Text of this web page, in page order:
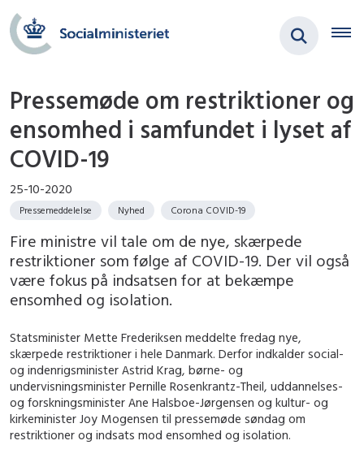
Pressemøde om restriktioner og
ensomhed i samfundet i lyset af
COVID-19
25-10-2020
Pressemeddelelse Nyhed Corona COVID-19
Fire ministre vil tale om de nye, skærpede
restriktioner som følge af COVID-19. Der vil også
være fokus på indsatsen for at bekæmpe
ensomhed og isolation.
Statsminister Mette Frederiksen meddelte fredag nye,
skærpede restriktioner i hele Danmark. Derfor indkalder social-
og indenrigsminister Astrid Krag, børne- og
undervisningsminister Pernille Rosenkrantz-Theil, uddannelses-
og forskningsminister Ane Halsboe-Jørgensen og kultur- og
kirkeminister Joy Mogensen til pressemøde søndag om
restriktioner og indsats mod ensomhed og isolation.